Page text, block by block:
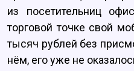
из посетительниц
торговой точке свой
тысяч рублей без
нём, его уже не